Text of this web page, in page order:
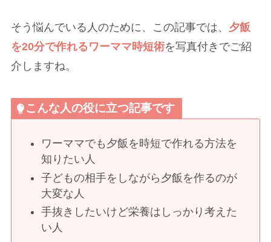
そう悩んでいる人のために、この記事では、 夕飯
を20分で作れるワーママ時短術を写真付きでご紹
介しますね。
こんな人の役に立つ記事です
ワーママでも夕飯を時短で作れる方法を
知りたい人
子どもの相手をしながら夕飯を作るのが
大変な人
手抜きしたいけど栄養はしっかり考えた
い人